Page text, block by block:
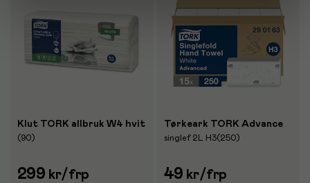
Klut TORK allbruk W4 hvit
(90)
299 kr/frp
Tørkeark TORK Advance
singlef 2L H3(250)
49 kr/frp